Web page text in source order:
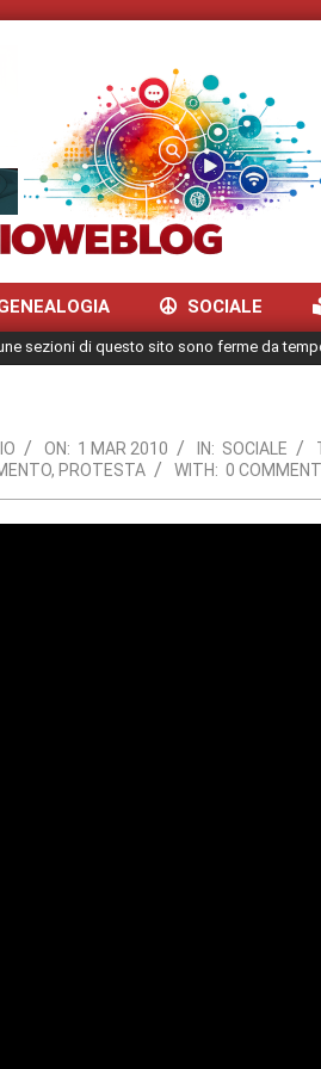
SOCIALE
sezioni di questo sito sono ferme da
ON: 1 MAR 2010 IN: SOCIALE
, PROTESTA WITH: 0